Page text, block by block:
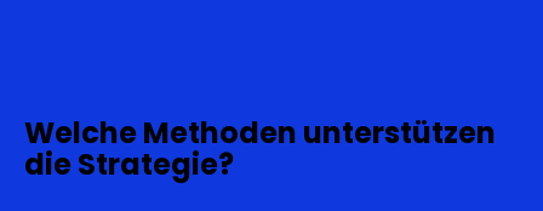
Welche Methoden unterstützen
die Strategie?